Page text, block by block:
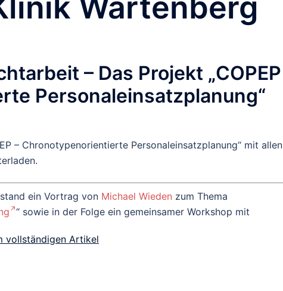
– Das Projekt „COPEP
Personaleinsatzplanung“
– Chronotypenorientierte Personaleinsatzplanung“ mit allen
ein Vortrag von Michael Wieden zum Thema
“ sowie in der Folge ein gemeinsamer Workshop mit
vollständigen Artikel